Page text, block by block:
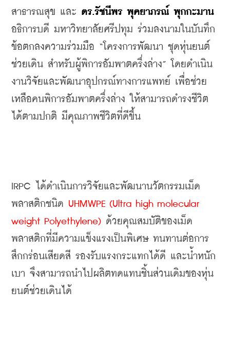
สาธารณสุข และ ดร.รัชนีพร พุคยาภรณ์ พุกกะมาน
อธิการบดี มหาวิทยาลัยศรีปทุม ร่วมลงนามในบันทึก
ข้อตกลงความร่วมมือ “โครงการพัฒนา ชุดหุ่นยนต์
ช่วยเดิน สำหรับผู้พิการอัมพาตครึ่งล่าง” โดยดำเนิน
งานวิจัยและพัฒนาอุปกรณ์ทางการแพทย์ เพื่อช่วย
เหลือคนพิการอัมพาตครึ่งล่าง ให้สามารถดำรงชีวิต
ได้ตามปกติ มีคุณภาพชีวิตที่ดีขึ้น
IRPC ได้ดำเนินการวิจัยและพัฒนานวัตกรรมเม็ด
พลาสติกชนิด UHMWPE (Ultra high molecular
weight Polyethylene) ด้วยคุณสมบัติของเม็ด
พลาสติกที่มีความแข็งแรงเป็นพิเศษ ทนทานต่อการ
สึกกร่อนเสียดสี รองรับแรงกระแทกได้ดี และน้ำหนัก
เบา จึงสามารถนำไปผลิตทดแทนชิ้นส่วนเดิมของหุ่น
ยนต์ช่วยเดินได้